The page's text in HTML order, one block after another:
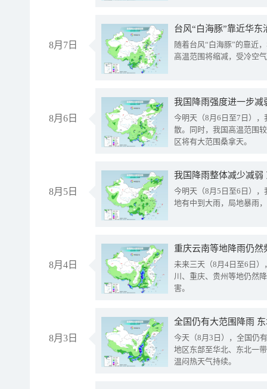
8月7日
台风“白海豚”靠近华
随着台风“白海豚”的靠近
高温范围将缩减，受冷空
8月6日
今明天（8月6日至7日）
散。同时，我国高温范围
区将有大范围桑拿天。
8月5日
我国降雨整体减少减弱
今明天（8月5日至6日）
地有中到大雨，局地暴雨
8月4日
重庆云南等地降雨仍然
未来三天（8月4日至6日
川、重庆、贵州等地仍然
害。
8月3日
全国仍有大范围降雨
今天（8月3日），全国仍
地区东部至华北、东北一
温闷热天气持续。